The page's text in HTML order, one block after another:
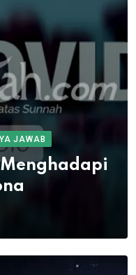
JAWAB
Menghadapi